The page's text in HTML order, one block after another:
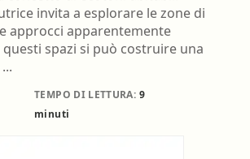
invita a esplorare le zone di
approcci apparentemente
spazi si può costruire una
TEMPO DI LETTURA: 9
minuti